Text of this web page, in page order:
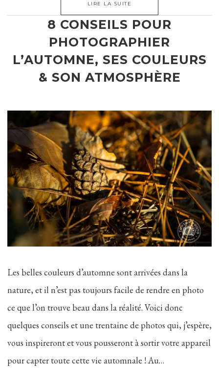
LIRE LA SUITE
8 CONSEILS POUR
PHOTOGRAPHIER
L’AUTOMNE, SES COULEURS
& SON ATMOSPHÈRE
Les belles couleurs d’automne sont arrivées dans la
nature, et il n’est pas toujours facile de rendre en photo
ce que l’on trouve beau dans la réalité. Voici donc
quelques conseils et une trentaine de photos qui, j’espère,
vous inspireront et vous pousseront à sortir votre appareil
pour capter toute cette vie automnale ! Au…